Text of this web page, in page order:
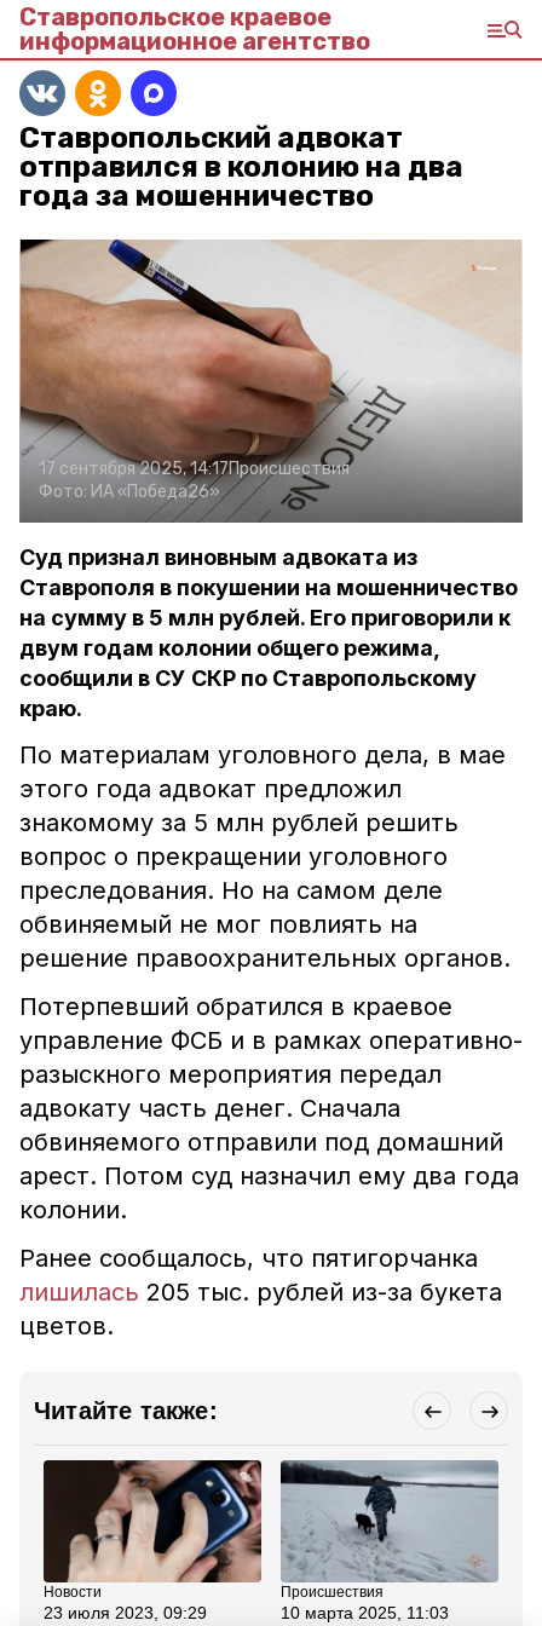
Ставропольское краевое
информационное агентство
Ставропольский адвокат
отправился в колонию на два
года за мошенничество
17 сентября 2025, 14:17Происшествия
Фото: ИА «Победа26»
Суд признал виновным адвоката из
Ставрополя в покушении на мошенничество
на сумму в 5 млн рублей. Его приговорили к
двум годам колонии общего режима,
сообщили в СУ СКР по Ставропольскому
краю.
По материалам уголовного дела, в мае
этого года адвокат предложил
знакомому за 5 млн рублей решить
вопрос о прекращении уголовного
преследования. Но на самом деле
обвиняемый не мог повлиять на
решение правоохранительных органов.
Потерпевший обратился в краевое
управление ФСБ и в рамках оперативно-
разыскного мероприятия передал
адвокату часть денег. Сначала
обвиняемого отправили под домашний
арест. Потом суд назначил ему два года
колонии.
Ранее сообщалось, что пятигорчанка
лишилась 205 тыс. рублей из-за букета
цветов.
Читайте также:
Новости
23 июля 2023, 09:29
Происшествия
10 марта 2025, 11:03